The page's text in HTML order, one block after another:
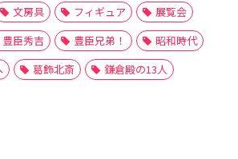
文房具 フィギュア
展覧会
豊臣秀吉 豊臣兄弟！
昭和時代
葛飾北斎 鎌倉殿の13人